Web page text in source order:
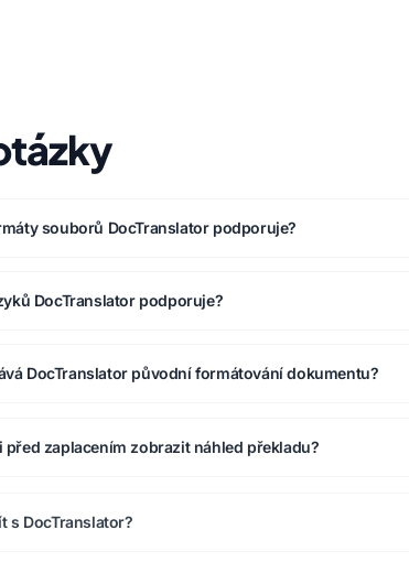
souborů DocTranslator podporuje?
DocTranslator podporuje?
DocTranslator původní formátování dokumentu?
před zaplacením zobrazit náhled překladu?
s DocTranslator?